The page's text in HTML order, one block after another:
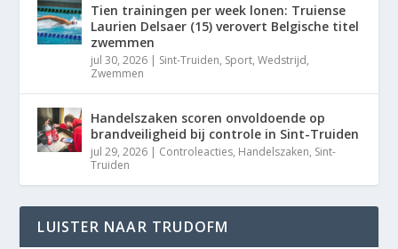
Tien trainingen per week lonen: Truiense
Laurien Delsaer (15) verovert Belgische titel
zwemmen
jul 30, 2026 | Sint-Truiden, Sport,Wedstrijd,
Zwemmen
Handelszaken scoren onvoldoende op
brandveiligheid bij controle in Sint-Truiden
jul 29, 2026 | Controleacties, Handelszaken, Sint-
Truiden
LUISTER NAAR TRUDOFM